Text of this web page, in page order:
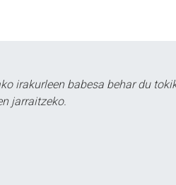
irakurleen babesa behar du
jarraitzeko.